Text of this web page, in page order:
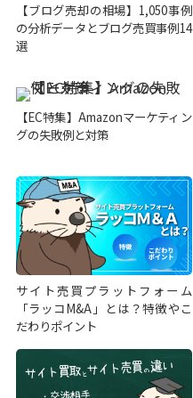
【ブログ売却の相場】1,050事例
の分析データとブログ売買事例14
選
【EC特集】Amazonマーケティン
グの失敗例と対策
サイト売買プラットフォーム
「ラッコM&A」とは？特徴やこ
だわりポイント